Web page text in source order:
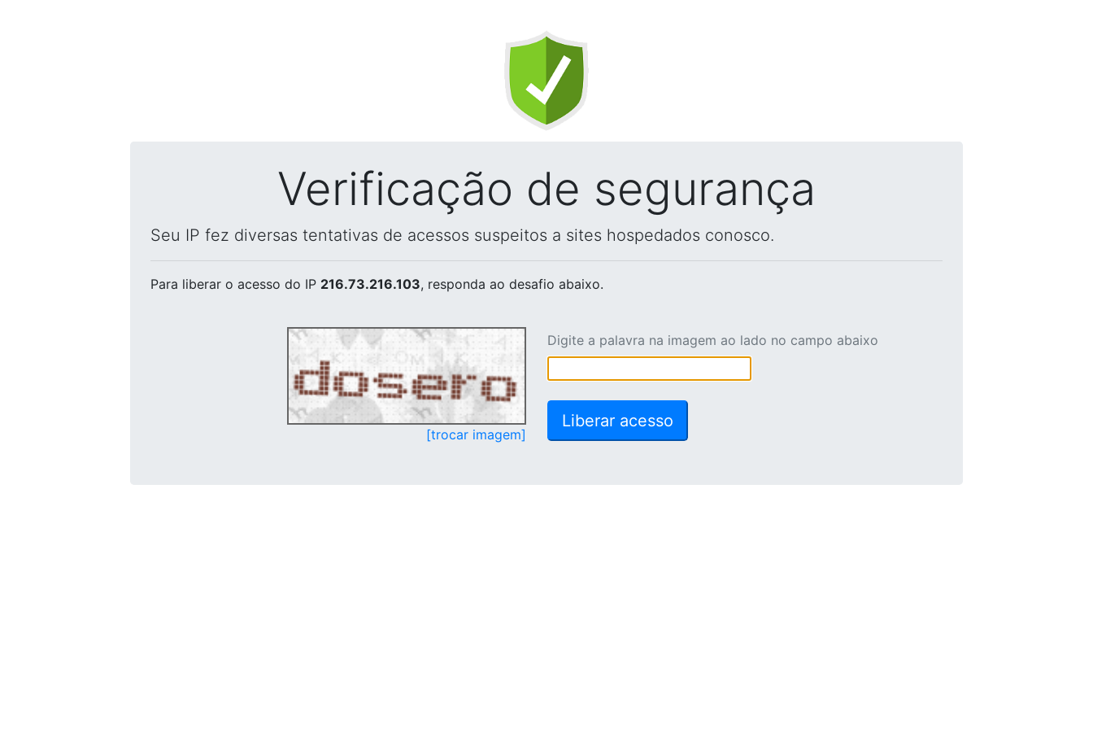
Verificação de segurança
Seu IP fez diversas tentativas de acessos suspeitos a sites hospedados conosco.
Para liberar o acesso do IP 216.73.216.103, responda ao desafio abaixo.
[trocar imagem]
Digite a palavra na imagem ao lado no campo abaixo